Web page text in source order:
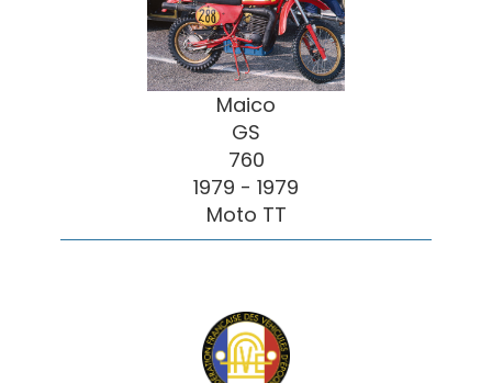
Maico
GS
760
1979 - 1979
Moto TT